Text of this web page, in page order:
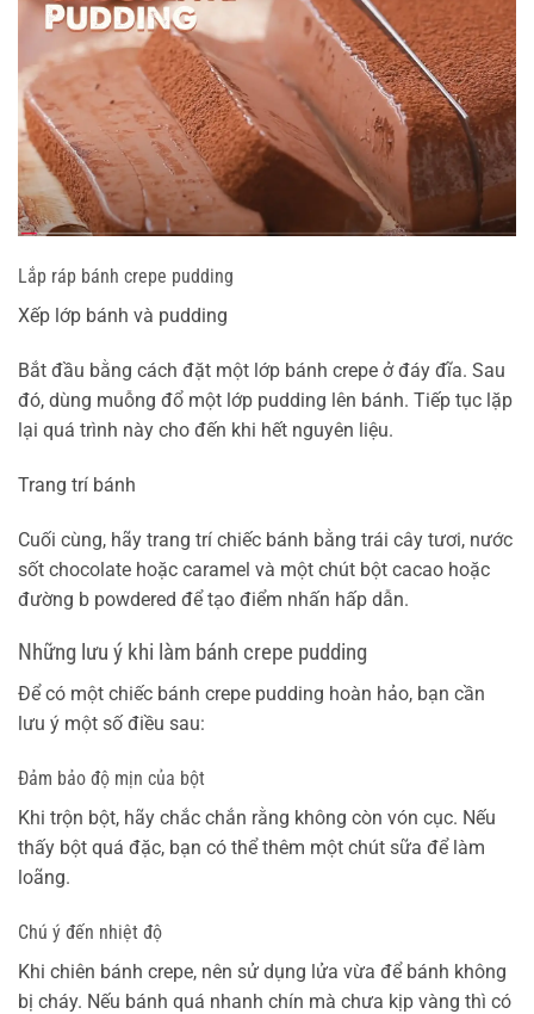
Lắp ráp bánh crepe pudding
Xếp lớp bánh và pudding
Bắt đầu bằng cách đặt một lớp bánh crepe ở đáy đĩa. Sau
đó, dùng muỗng đổ một lớp pudding lên bánh. Tiếp tục lặp
lại quá trình này cho đến khi hết nguyên liệu.
Trang trí bánh
Cuối cùng, hãy trang trí chiếc bánh bằng trái cây tươi, nước
sốt chocolate hoặc caramel và một chút bột cacao hoặc
đường b powdered để tạo điểm nhấn hấp dẫn.
Những lưu ý khi làm bánh crepe pudding
Để có một chiếc bánh crepe pudding hoàn hảo, bạn cần
lưu ý một số điều sau:
Đảm bảo độ mịn của bột
Khi trộn bột, hãy chắc chắn rằng không còn vón cục. Nếu
thấy bột quá đặc, bạn có thể thêm một chút sữa để làm
loãng.
Chú ý đến nhiệt độ
Khi chiên bánh crepe, nên sử dụng lửa vừa để bánh không
bị cháy. Nếu bánh quá nhanh chín mà chưa kịp vàng thì có